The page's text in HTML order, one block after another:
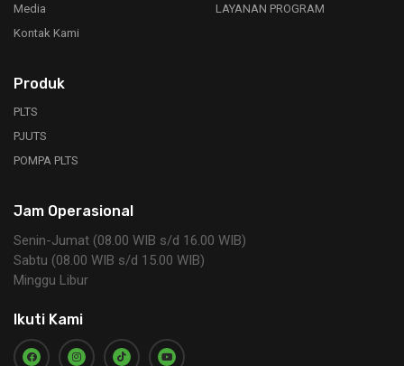
Media
Kontak Kami
LAYANAN PROGRAM
Produk
PLTS
PJUTS
POMPA PLTS
Jam Operasional
Senin-Jumat (08.00 WIB s/d 16.00 WIB)
Sabtu (08.00 WIB s/d 15.00 WIB)
Minggu Libur
Ikuti Kami